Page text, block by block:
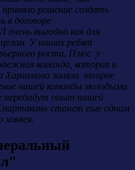
приняло решение создать
в договоре
выгодно как для
целом. У наших ребят
роста. Плюс у
команда, которая в
Харламова заняла второе
нашей команды молодыми
передадут опыт нашей
станет еще одним
хоккея.